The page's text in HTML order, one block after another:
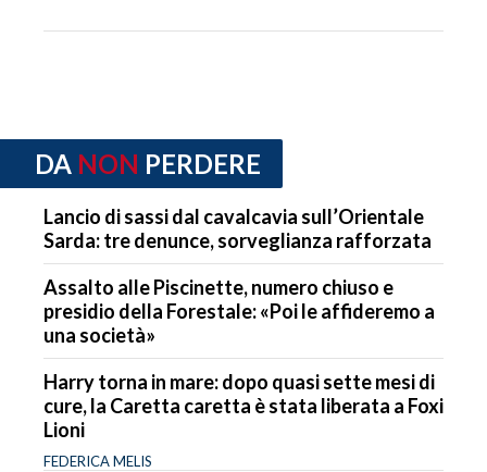
DA NON PERDERE
Lancio di sassi dal cavalcavia sull’Orientale
Sarda: tre denunce, sorveglianza rafforzata
Assalto alle Piscinette, numero chiuso e
presidio della Forestale: «Poi le affideremo a
una società»
Harry torna in mare: dopo quasi sette mesi di
cure, la Caretta caretta è stata liberata a Foxi
Lioni
FEDERICA MELIS